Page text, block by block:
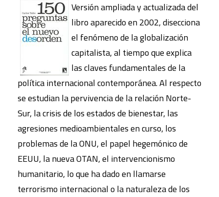
Versión ampliada y actualizada del
libro aparecido en 2002, disecciona
el fenómeno de la globalización
capitalista, al tiempo que explica
las claves fundamentales de la
política internacional contemporánea. Al respecto
se estudian la pervivencia de la relación Norte-
Sur, la crisis de los estados de bienestar, las
agresiones medioambientales en curso, los
problemas de la ONU, el papel hegemónico de
EEUU, la nueva OTAN, el intervencionismo
humanitario, lo que ha dado en llamarse
terrorismo internacional o la naturaleza de los